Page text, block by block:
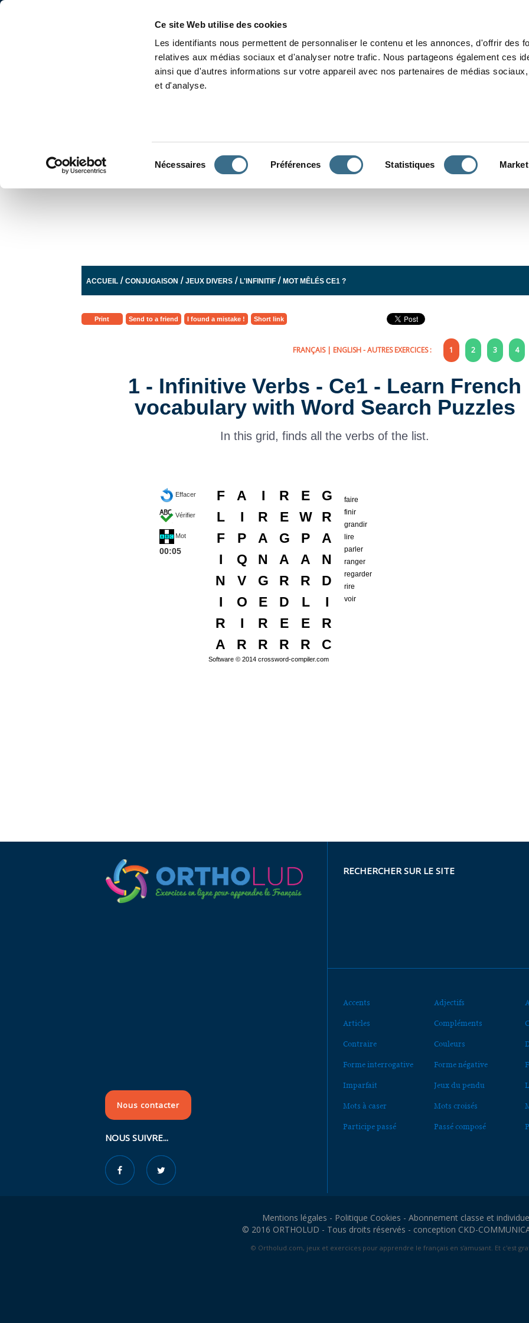
Ce site Web utilise des cookies
Les identifiants nous permettent de personnaliser le contenu et les annonces, d'offrir des
relatives aux médias sociaux et d'analyser notre trafic. Nous partageons également ces
ainsi que d'autres informations sur votre appareil avec nos partenaires de médias
et d'analyse.
Nécessaires Préférences Statistiques
ACCUEIL/ CONJUGAISON / JEUX DIVERS/ L'INFINITIF/ MOT MÊLÉS CE1 ?
Print Send to a friend I found a mistake ! Short link
FRANÇAIS| ENGLISH- AUTRES EXERCICES : 1 2 3 4
1 - Infinitive Verbs - Ce1 - Learn French
vocabulary with Word Search Puzzles
In this grid, finds all the verbs of the list.
Effacer
Vérifier
Mot
00:05
faire
finir
grandir
lire
parler
ranger
regarder
rire
voir
F
L
F
I
N
I
R
A
A
I
P
Q
V
O
I
R
I
R
A
N
G
E
R
R
R
E
G
A
R
D
E
R
E
W
P
A
R
L
E
R
G
R
A
N
D
I
R
C
Software © 2014 crossword-compiler.com
Nous contacter
NOUS SUIVRE...
RECHERCHER SUR LE SITE
Accents Adjectifs
Articles Compléments
Contraire Couleurs
Forme interrogative Forme négative
Imparfait Jeux du pendu
Mots à caser Mots croisés
Participe passé Passé composé
Mentions légales - Politique Cookies - Abonnement classe et
© 2016 ORTHOLUD - Tous droits réservés - conception CKD-
© Ortholud.com, jeux et exercices pour apprendre le français en s'amusant. Et c'est